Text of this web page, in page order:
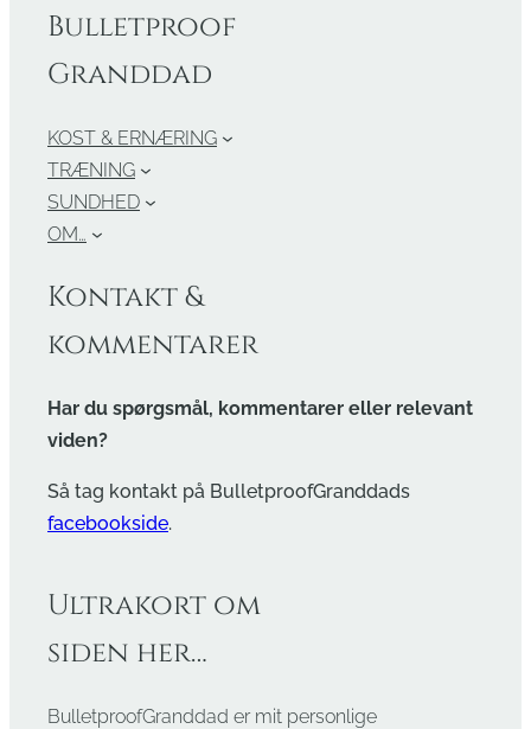
Bulletproof
Granddad
KOST & ERNÆRING
TRÆNING
SUNDHED
OM…
Kontakt &
kommentarer
Har du spørgsmål, kommentarer eller relevant
viden?
Så tag kontakt på BulletproofGranddads
facebookside.
Ultrakort om
siden her…
BulletproofGranddad er mit personlige